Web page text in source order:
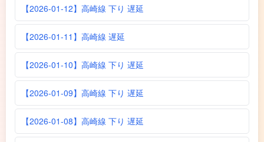
【2026-01-12】高崎線 下り 遅延
【2026-01-11】高崎線 遅延
【2026-01-10】高崎線 下り 遅延
【2026-01-09】高崎線 下り 遅延
【2026-01-08】高崎線 下り 遅延